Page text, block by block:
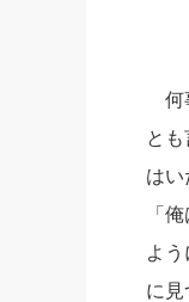
何
と
は
「
よ
に見